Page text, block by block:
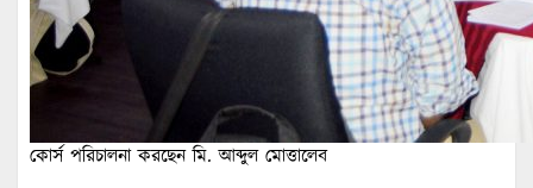
কোর্স পরিচালনা করছেন মি. আব্দুল মোত্তালেব